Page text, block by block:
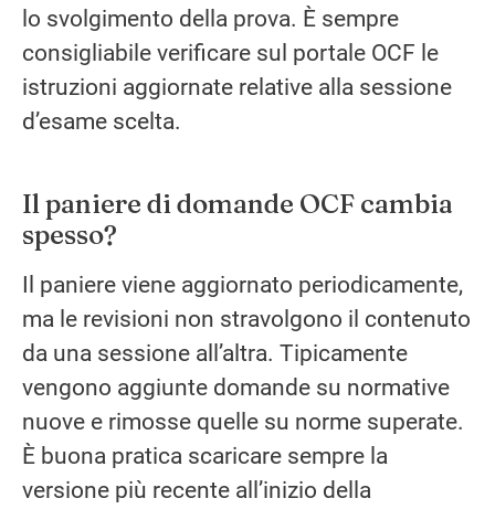
lo svolgimento della prova. È sempre
consigliabile verificare sul portale OCF le
istruzioni aggiornate relative alla sessione
d’esame scelta.
Il paniere di domande OCF cambia
spesso?
Il paniere viene aggiornato periodicamente,
ma le revisioni non stravolgono il contenuto
da una sessione all’altra. Tipicamente
vengono aggiunte domande su normative
nuove e rimosse quelle su norme superate.
È buona pratica scaricare sempre la
versione più recente all’inizio della